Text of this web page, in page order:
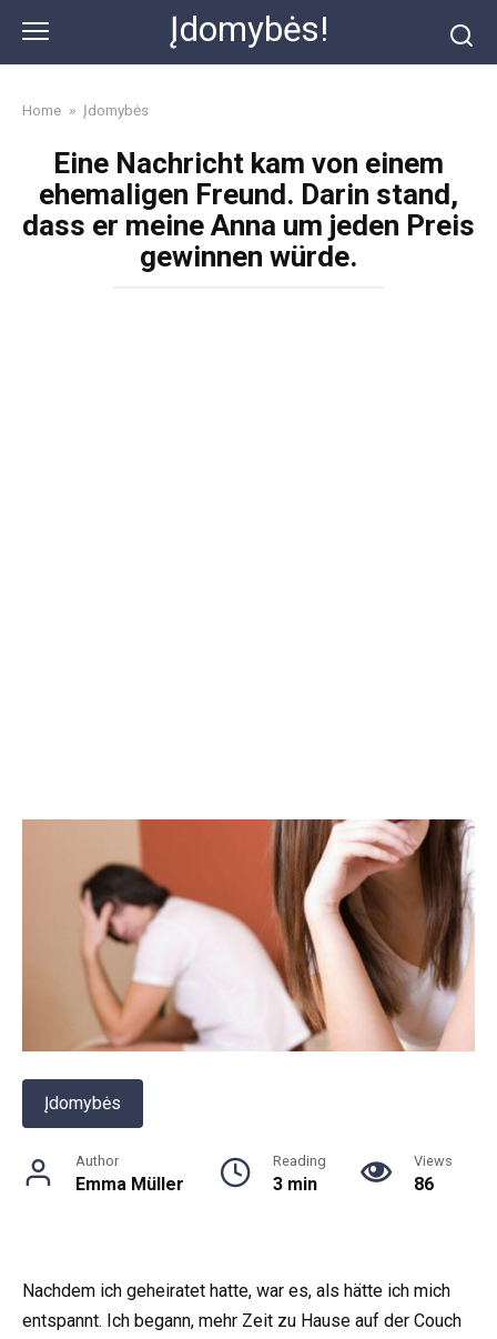
content
Įdomybės!
Home » Įdomybės
Eine Nachricht kam von einem
ehemaligen Freund. Darin stand,
dass er meine Anna um jeden Preis
gewinnen würde.
Įdomybės
Author
Emma Müller
Reading
3 min
Views
86
Nachdem ich geheiratet hatte, war es, als hätte ich mich
entspannt. Ich begann, mehr Zeit zu Hause auf der Couch